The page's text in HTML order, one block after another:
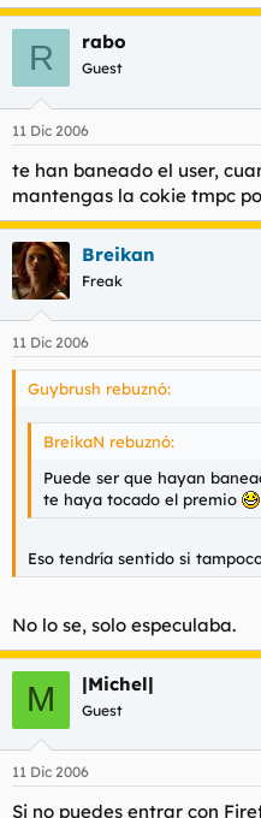
R rabo
Guest
11 Dic 2006
te han baneado el user,
mantengas la cokie tmpc
Breikan
Freak
11 Dic 2006
Guybrush rebuznó:
BreikaN rebuznó:
Puede ser que hayan
te haya tocado el premio
Eso tendría sentido si
No lo se, solo especulaba.
M |Michel|
Guest
11 Dic 2006
Si no puedes entrar con